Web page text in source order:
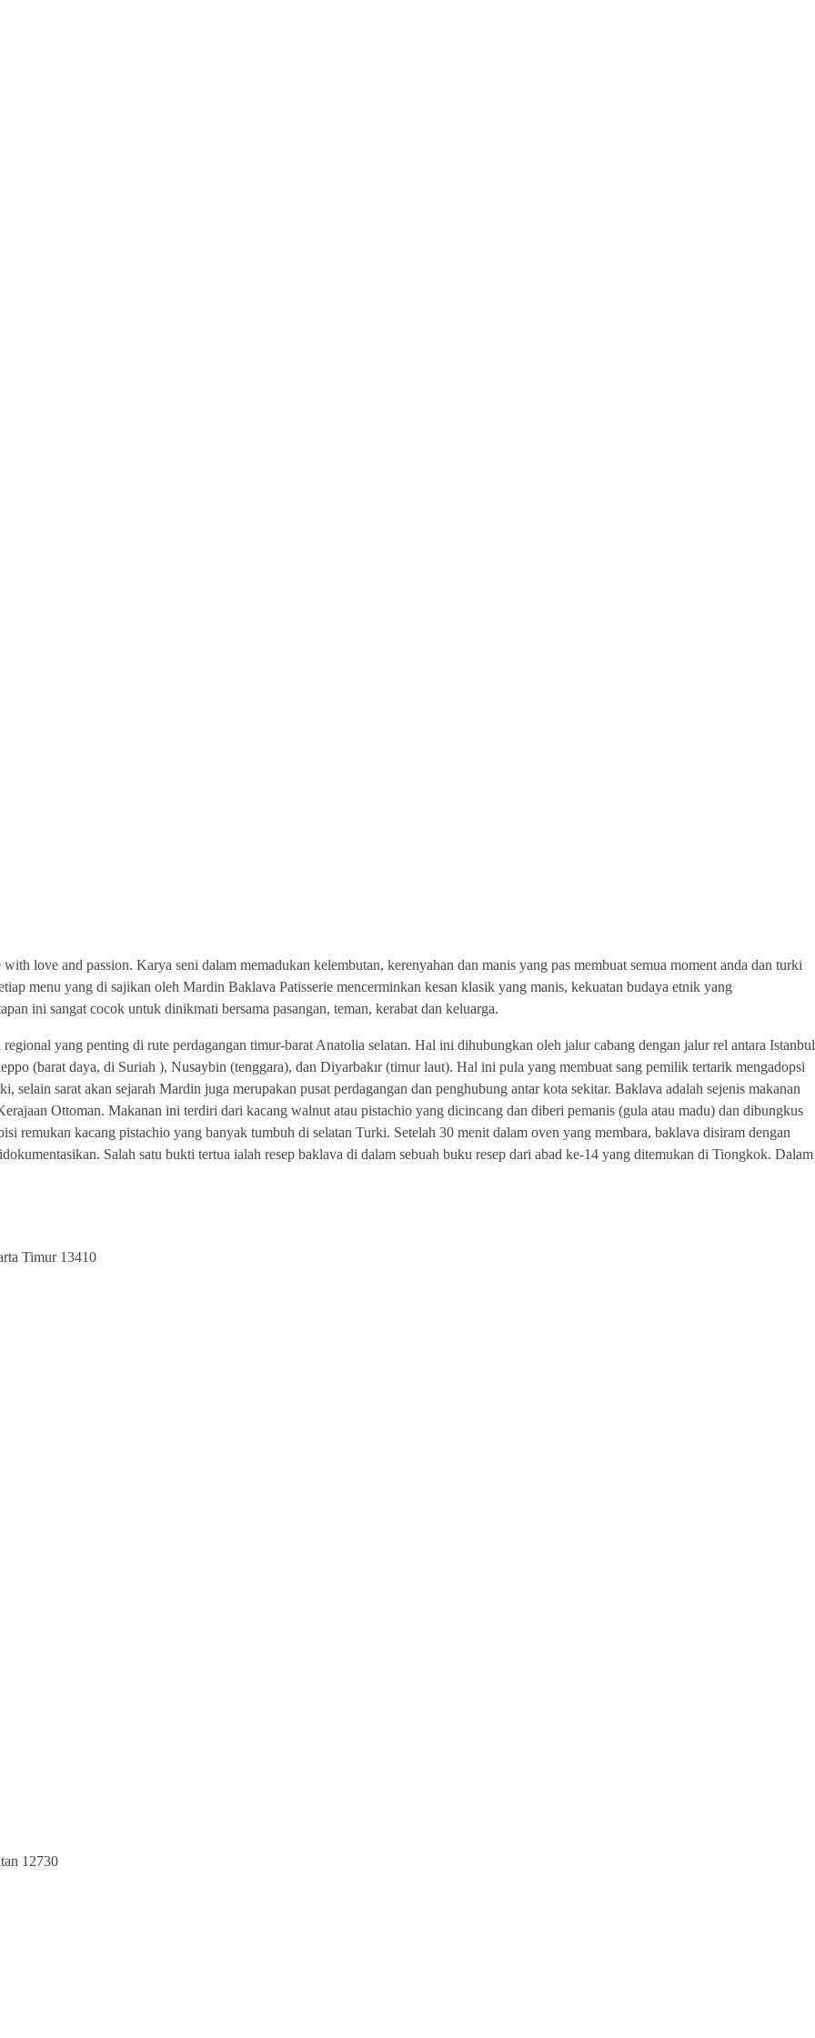
love and passion. Karya seni dalam memadukan kelembutan, kerenyahan dan manis yang pas membuat semua moment anda dan turki
menu yang di sajikan oleh Mardin Baklava Patisserie mencerminkan kesan klasik yang manis, kekuatan budaya etnik yang
ini sangat cocok untuk dinikmati bersama pasangan, teman, kerabat dan keluarga.
yang penting di rute perdagangan timur-barat Anatolia selatan. Hal ini dihubungkan oleh jalur cabang dengan jalur rel antara Istanbul
(barat daya, di Suriah ), Nusaybin (tenggara), dan Diyarbakır (timur laut). Hal ini pula yang membuat sang pemilik tertarik mengadopsi
selain sarat akan sejarah Mardin juga merupakan pusat perdagangan dan penghubung antar kota sekitar. Baklava adalah sejenis makanan
Ottoman. Makanan ini terdiri dari kacang walnut atau pistachio yang dicincang dan diberi pemanis (gula atau madu) dan dibungkus
remukan kacang pistachio yang banyak tumbuh di selatan Turki. Setelah 30 menit dalam oven yang membara, baklava disiram dengan
Salah satu bukti tertua ialah resep baklava di dalam sebuah buku resep dari abad ke-14 yang ditemukan di Tiongkok. Dalam
Timur 13410
12730